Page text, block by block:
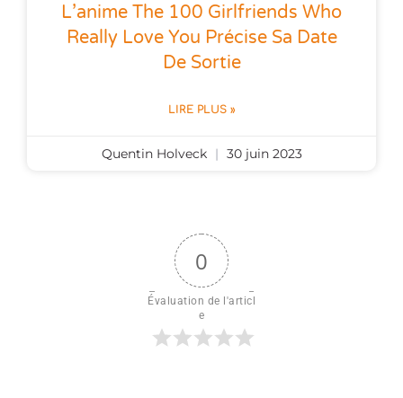
L’anime The 100 Girlfriends Who
Really Love You Précise Sa Date
De Sortie
LIRE PLUS »
Quentin Holveck 30 juin 2023
0
Évaluation de l'articl
e